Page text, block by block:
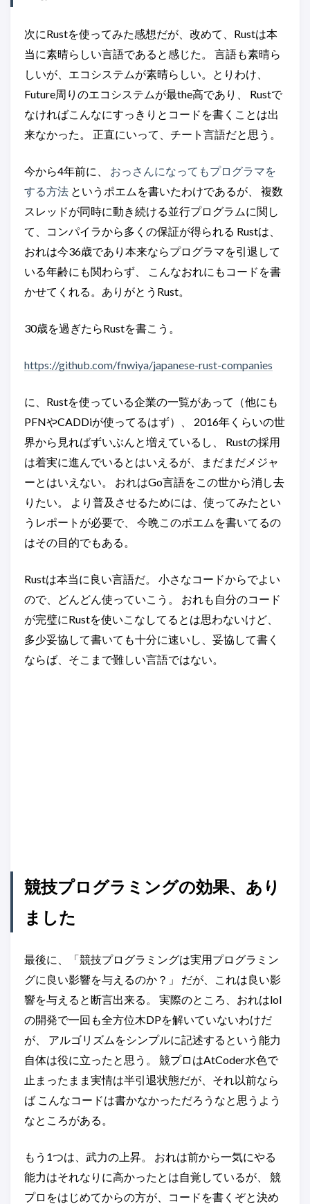
次にRustを使ってみた感想だが、改めて、Rustは本
当に素晴らしい言語であると感じた。 言語も素晴ら
しいが、エコシステムが素晴らしい。とりわけ、
Future周りのエコシステムが最the高であり、 Rustで
なければこんなにすっきりとコードを書くことは出
来なかった。 正直にいって、チート言語だと思う。
今から4年前に、 おっさんになってもプログラマを
する方法 というポエムを書いたわけであるが、 複数
スレッドが同時に動き続ける並行プログラムに関し
て、コンパイラから多くの保証が得られる Rustは、
おれは今36歳であり本来ならプログラマを引退して
いる年齢にも関わらず、 こんなおれにもコードを書
かせてくれる。ありがとうRust。
30歳を過ぎたらRustを書こう。
https://github.com/fnwiya/japanese-rust-companies
に、Rustを使っている企業の一覧があって（他にも
PFNやCADDiが使ってるはず）、 2016年くらいの世
界から見ればずいぶんと増えているし、 Rustの採用
は着実に進んでいるとはいえるが、まだまだメジャ
ーとはいえない。 おれはGo言語をこの世から消し去
りたい。 より普及させるためには、使ってみたとい
うレポートが必要で、 今晩このポエムを書いてるの
はその目的でもある。
Rustは本当に良い言語だ。 小さなコードからでよい
ので、どんどん使っていこう。 おれも自分のコード
が完璧にRustを使いこなしてるとは思わないけど、
多少妥協して書いても十分に速いし、妥協して書く
ならば、そこまで難しい言語ではない。
競技プログラミングの効果、あり
ました
最後に、「競技プログラミングは実用プログラミン
グに良い影響を与えるのか？」 だが、これは良い影
響を与えると断言出来る。 実際のところ、おれはlol
の開発で一回も全方位木DPを解いていないわけだ
が、 アルゴリズムをシンプルに記述するという能力
自体は役に立ったと思う。 競プロはAtCoder水色で
止まったまま実情は半引退状態だが、それ以前なら
ば こんなコードは書かなかっただろうなと思うよう
なところがある。
もう1つは、武力の上昇。 おれは前から一気にやる
能力はそれなりに高かったとは自覚しているが、 競
プロをはじめてからの方が、コードを書くぞと決め